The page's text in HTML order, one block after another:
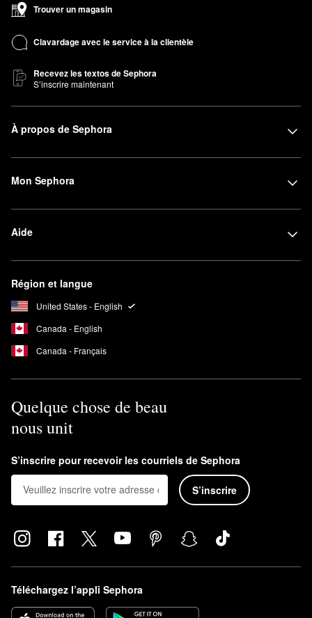
Trouver un magasin
Clavardage avec le service à la clientèle
Recevez les textos de Sephora
S’inscrire maintenant
À propos de Sephora
Mon Sephora
Aide
Région et langue
United States - English
Canada - English
Canada - Français
Quelque chose de beau
nous unit
S’inscrire pour recevoir les courriels de Sephora
S’inscrire
Téléchargez l’appli Sephora